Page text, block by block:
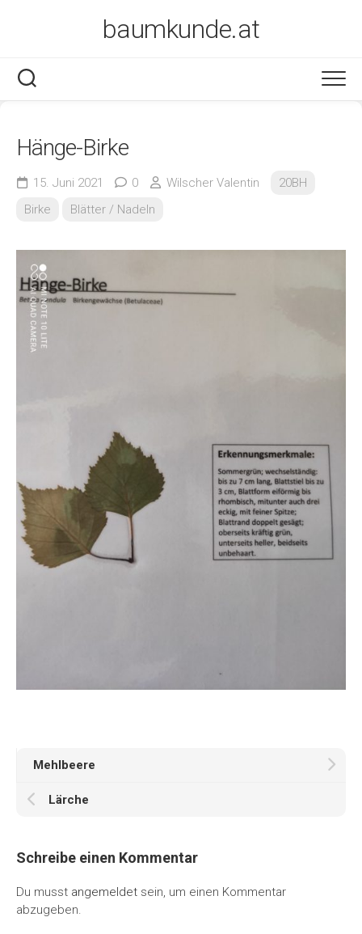
baumkunde.at
Hänge-Birke
15. Juni 2021 0 Wilscher Valentin
20BH
Birke
Blätter / Nadeln
Mehlbeere
Lärche
Schreibe einen Kommentar
Du musst angemeldet sein, um einen Kommentar
abzugeben.